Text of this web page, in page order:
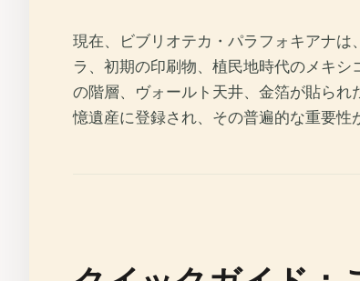
現在、ビブリオテカ・パラフォキアナ
ラ、初期の印刷物、植民地時代のメキ
の階層、ヴォールト天井、金箔が貼ら
憶遺産に登録され、その普遍的な重要性